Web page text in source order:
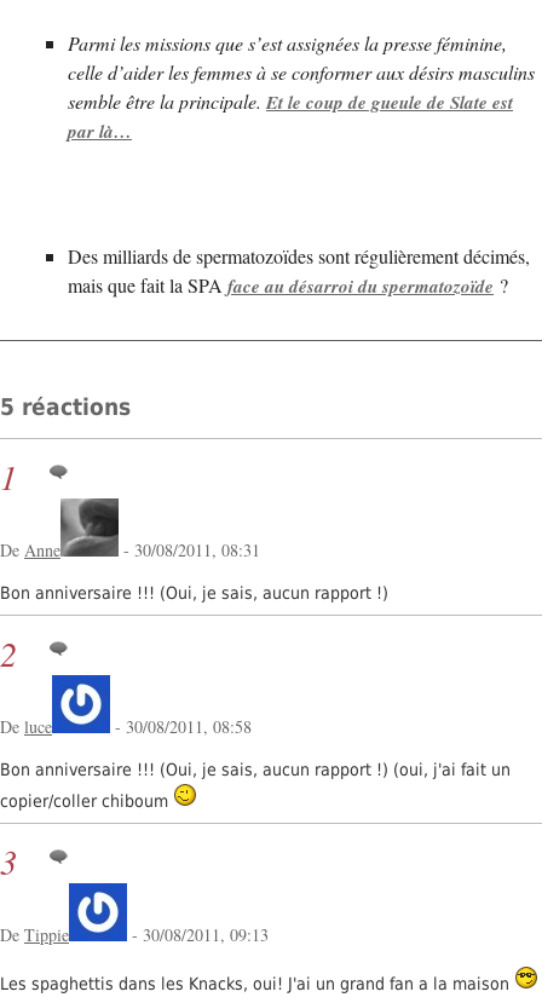
Parmi les missions que s’est assignées la presse féminine,
celle d’aider les femmes à se conformer aux désirs masculins
semble être la principale. Et le coup de gueule de Slate est
par là…
Des milliards de spermatozoïdes sont régulièrement décimés,
mais que fait la SPAface au désarroi du spermatozoïde ?
5 réactions
1
De Anne - 30/08/2011, 08:31
Bon anniversaire !!! (Oui, je sais, aucun rapport !)
2
De luce - 30/08/2011, 08:58
Bon anniversaire !!! (Oui, je sais, aucun rapport !) (oui, j'ai fait un
copier/coller chiboum
3
De Tippie - 30/08/2011, 09:13
Les spaghettis dans les Knacks, oui! J'ai un grand fan a la maison